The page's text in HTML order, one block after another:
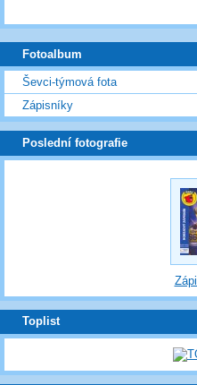
Fotoalbum
Ševci-týmová fota
Zápisníky
Poslední fotografie
Toplist